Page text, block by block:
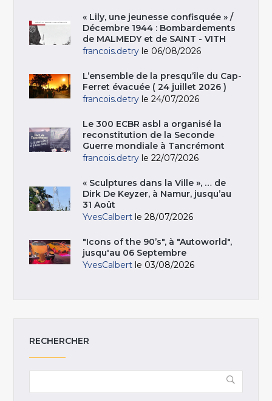
« Lily, une jeunesse confisquée » /
Décembre 1944 : Bombardements
de MALMEDY et de SAINT - VITH
francois.detry le 06/08/2026
L’ensemble de la presqu’île du Cap-
Ferret évacuée ( 24 juillet 2026 )
francois.detry le 24/07/2026
Le 300 ECBR asbl a organisé la
reconstitution de la Seconde
Guerre mondiale à Tancrémont
francois.detry le 22/07/2026
« Sculptures dans la Ville », … de
Dirk De Keyzer, à Namur, jusqu’au
31 Août
YvesCalbert le 28/07/2026
"Icons of the 90’s", à "Autoworld",
jusqu'au 06 Septembre
YvesCalbert le 03/08/2026
RECHERCHER